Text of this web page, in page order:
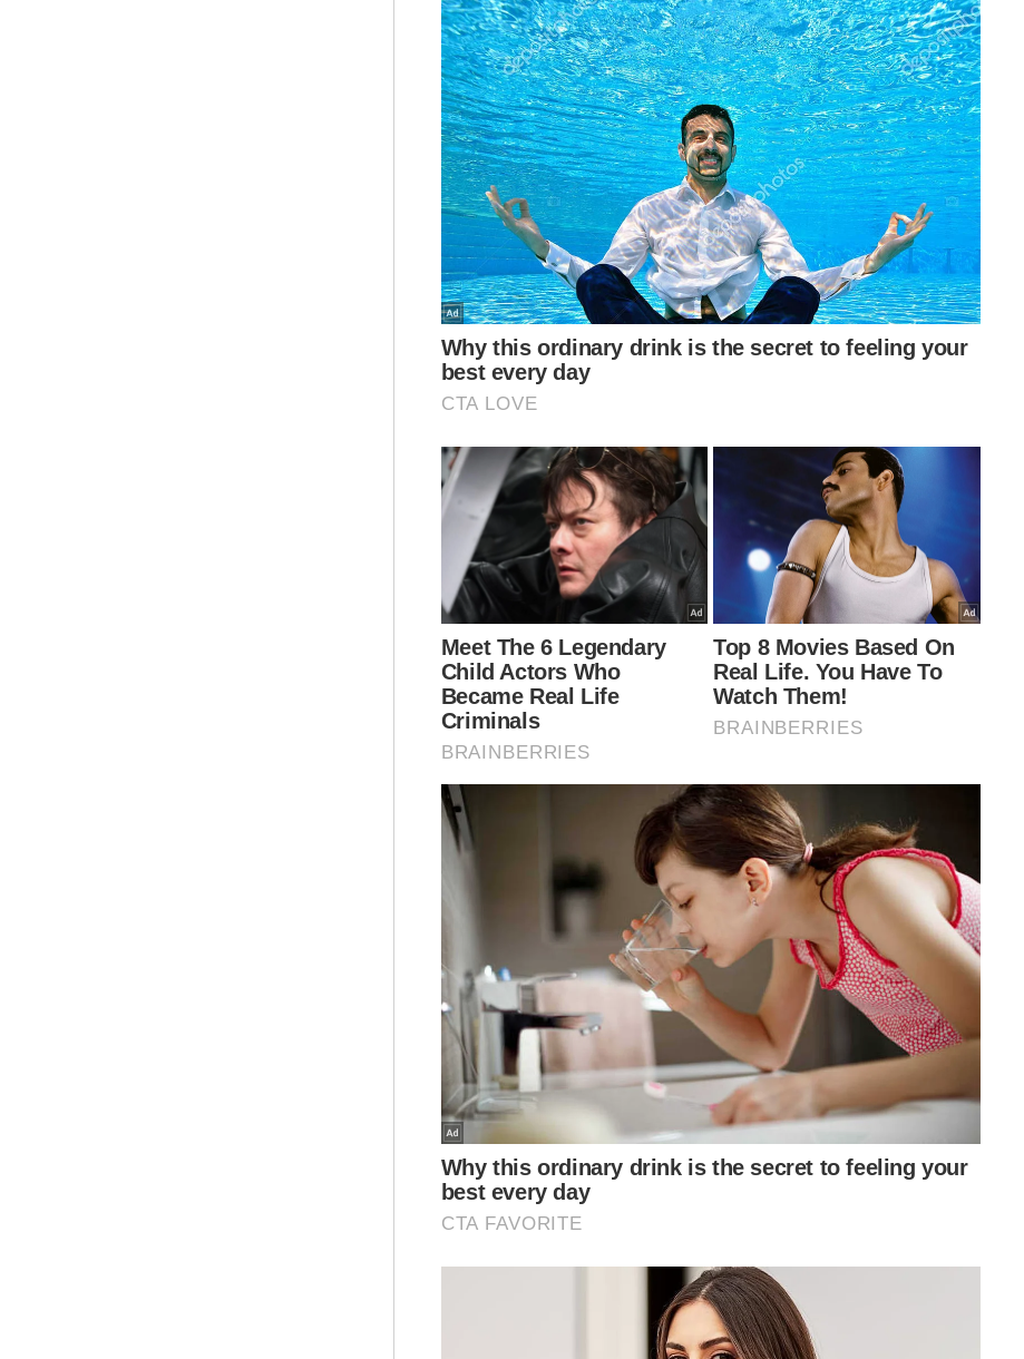
Untuk rekod, Abdul Hadi pernah menerima
rawatan susulan di IJN dan kali terakhir dilaporkan
menjalani prosedur berkaitan pada 5 Januari tahun
lalu.
Syahir turut memaklumkan bahawa pemimpin
tertinggi Pas itu menzahirkan ucapan terima kasih
negara ini.
"Saya turut menyampaikan salam daripada
Mursyidul Am Pas dan barisan bekas Perdana
Menteri, Tun Dr Mahathir Mohamad, Tan Sri
Muhyiddin Yassin serta Datuk Seri Ismail Sabri
termasuk rakan-rakan lamanya dan ahli parti.
Artikel Berkaitan:
PM doakan Abdul hadi terus diberi kesihatan baik
'Alhamdulillah, prosedur rawatan Abdul Hadi berjaya' -
Syahir
kesihatan Abdul Hadi
Abdul Hadi dijadual jalani prosedur rawatan esok
Khidmat Abdul Hadi masih diperlukan Pas - Faiz Fadzil
Pas tidak pernah buat keputusan lantik Presiden ganti
Abdul Hadi
"Beliau berkirim salam kembali. Kita berikan lebih
ruang untuk Tuan Guru berehat dan pulih
sepenuhnya dengan iringan doa yang berterusan,"
ujarnya.